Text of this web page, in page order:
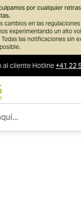
por cualquier
cambios en las
experimentando un alto
las notificaciones sin
al cliente Hotline+41 22